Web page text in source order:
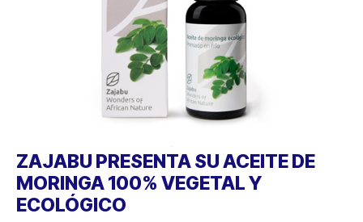
ZAJABU PRESENTA SU ACEITE DE
MORINGA 100% VEGETAL Y
ECOLÓGICO